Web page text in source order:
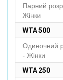
Парний
Жінки
WTA 500
Одиночний
- Жінки
WTA 250